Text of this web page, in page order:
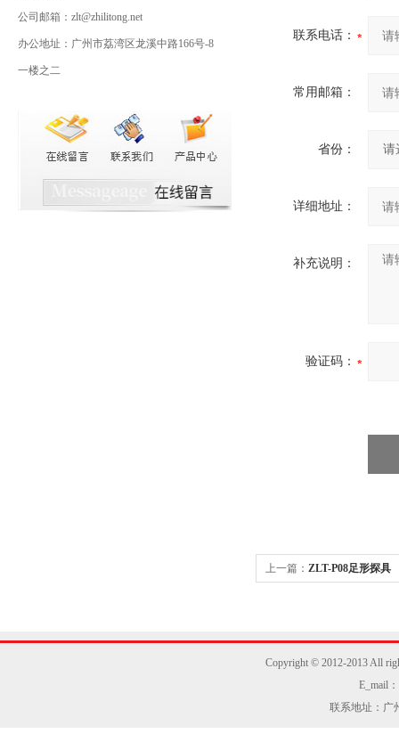
公司邮箱：zlt@zhilitong.net
办公地址：广州市荔湾区龙溪中路166号-8
一楼之二
联系电话：
常用邮箱：
省份：
详细地址：
补充说明：
验证码：
上一篇： ZLT-P08足形探具
Copyright © 2012-2013 All
E_mail
联系地址：广